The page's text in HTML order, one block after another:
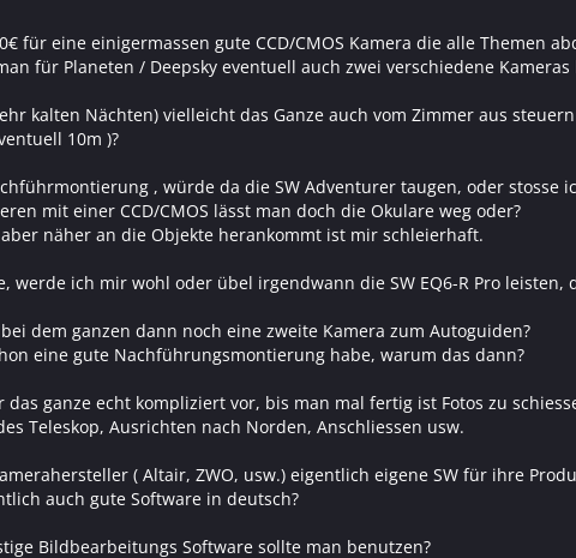
für eine einigermassen gute CCD/CMOS Kamera die alle Themen
für Planeten / Deepsky eventuell auch zwei verschiedene Kameras
kalten Nächten) vielleicht das Ganze auch vom Zimmer aus
10m )?
, würde da die SW Adventurer taugen, oder stosse
mit einer CCD/CMOS lässt man doch die Okulare weg oder?
näher an die Objekte herankommt ist mir schleierhaft.
werde ich mir wohl oder übel irgendwann die SW EQ6-R Pro leisten,
dem ganzen dann noch eine zweite Kamera zum Autoguiden?
eine gute Nachführungsmontierung habe, warum das dann?
das ganze echt kompliziert vor, bis man mal fertig ist Fotos zu
Teleskop, Ausrichten nach Norden, Anschliessen usw.
( Altair, ZWO, usw.) eigentlich eigene SW für ihre
auch gute Software in deutsch?
Bildbearbeitungs Software sollte man benutzen?